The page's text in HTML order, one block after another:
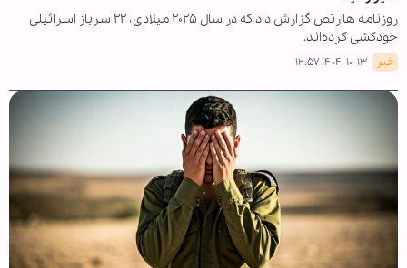
روزنامه هاآرتص گزارش داد که در سال ۲۰۲۵ میلادی، ۲۲ سرباز اسرائیلی
خودکشی کرده‌اند.
خبر ۱۴۰۴-۱۰-۱۳ ۱۲:۵۷